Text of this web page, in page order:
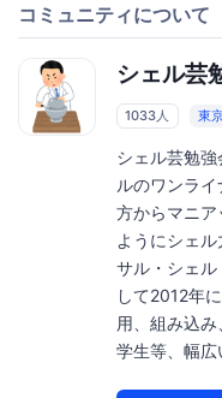
コミュニティについて
シェル芸
1033人 東
シェル芸勉
ルのワンラ
方からマニ
ようにシェ
サル・シェル
して2012年
用、組み込み
学生等、幅広